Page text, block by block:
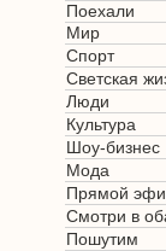
Поехали
Мир
Спорт
Светская
Люди
Культура
Шоу-бизнес
Мода
Прямой
Смотри в
Пошутим